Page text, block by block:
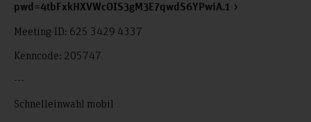
pwd=4tbFxkHXVWcOIS3gM3E7qwdS6YPwiA.1
Meeting-ID: 625 3429 4337
Kenncode: 205747
---
Schnelleinwahl mobil